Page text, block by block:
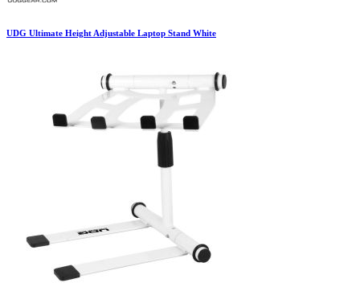
UDG Ultimate Height Adjustable Laptop Stand White